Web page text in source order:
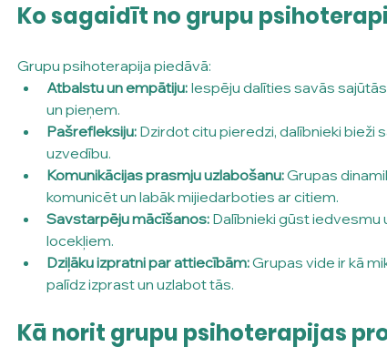
Ko sagaidīt no grupu
Grupu psihoterapija piedāvā:
Atbalstu un empātiju: Iespēju dalīties savās
un pieņem.
Pašrefleksiju: Dzirdot citu pieredzi, dalībnieki bieži
uzvedību.
Komunikācijas prasmju uzlabošanu: Grupas
komunicēt un labāk mijiedarboties ar citiem.
Savstarpēju mācīšanos: Dalībnieki gūst iedvesmu
locekļiem.
Dziļāku izpratni par attiecībām: Grupas vide ir kā
palīdz izprast un uzlabot tās.
Kā norit grupu psihoterapijas